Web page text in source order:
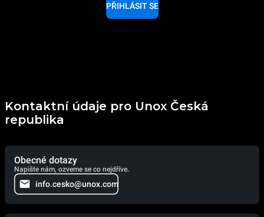
PŘIHLÁSIT SE
Kontaktní údaje pro Unox Česká
republika
Obecné dotazy
Napište nám, ozveme se co nejdříve.
info.cesko@unox.com